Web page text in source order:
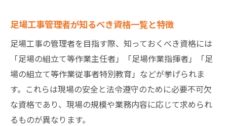
ウ
足場工事現場で役立つ実務経験の具体例
足場工事管理者が身につけるべき安全管理
の知識
足場工事の経験を資格取得へつなげる方法
足場工事管理者が重視すべき作業指揮のポ
足場工事管理者が知るべき資格一覧と特徴
足場工事の管理者を目指す際、知っておくべき資格には
「足場の組立て等作業主任者」「足場作業指揮者」「足
場の組立て等作業従事者特別教育」などが挙げられま
す。これらは現場の安全と法令遵守のために必要不可欠
な資格であり、現場の規模や業務内容に応じて求められ
るものが異なります。